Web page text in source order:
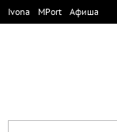
Ivona MPort Афиша